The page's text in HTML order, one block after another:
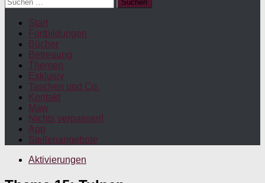
nach:
Start
Fortbildungen
Bücher
Betreuung
Themen
Exklusiv
Taschen und Co.
Kontakt
Maw
Nichts verpassen!
App
Stellenangebote
Aktivierungen